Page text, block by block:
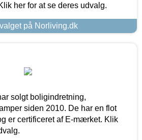
her for at se deres udvalg.
på Norliving.dk
solgt boligindretning,
siden 2010. De har en flot
er certificeret af E-mærket. Klik